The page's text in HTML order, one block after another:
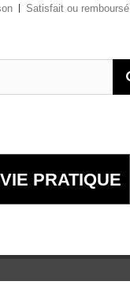
Satisfait ou remboursé
VIE PRATIQUE